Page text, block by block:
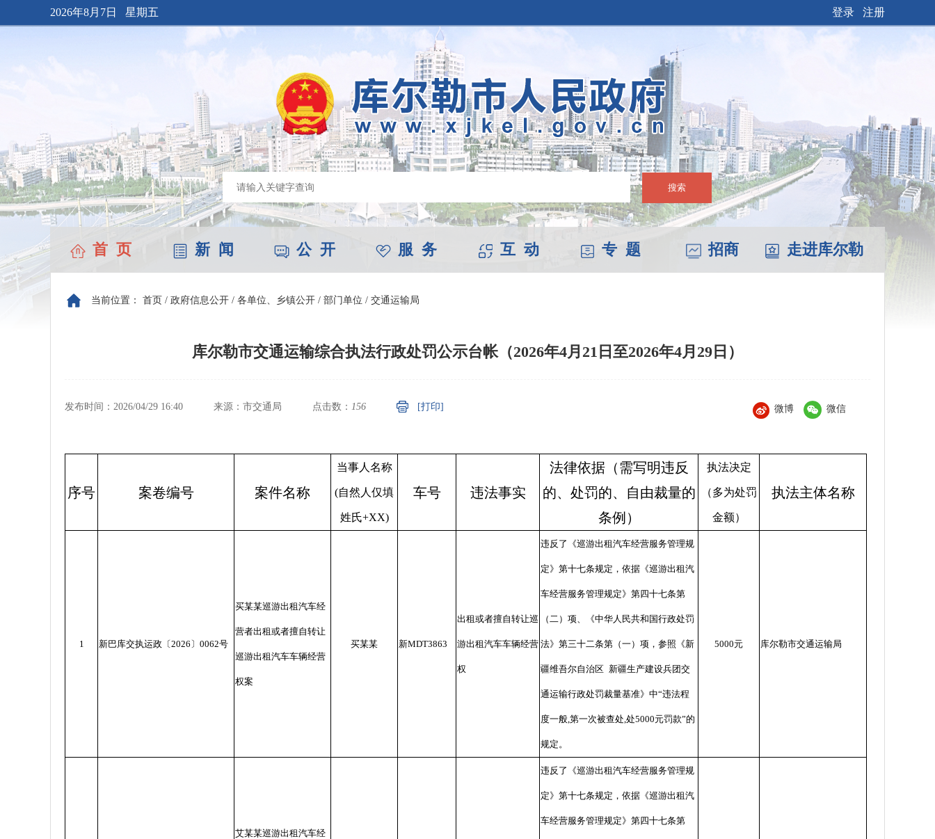
2026年8月7日 星期五 登录 注册
搜索
首 页 新 闻 公 开 服 务 互 动 专 题 招商 走进库尔勒
当前位置： 首页 / 政府信息公开 / 各单位、乡镇公开 / 部门单位 / 交通运输局
库尔勒市交通运输综合执法行政处罚公示台帐（2026年4月21日至2026年4月29日）
发布时间：2026/04/29 16:40 来源：市交通局 点击数： 156 [打印] 微博 微信
序号 案卷编号 案件名称
当事人名称
(自然人仅填
姓氏+XX)
车号 违法事实
法律依据（需写明违反
的、处罚的、自由裁量的
条例）
执法决定
（多为处罚
金额）
执法主体名称
1 新巴库交执运政〔2026 〕 0062号
买某某巡游出租汽车经
营者出租或者擅自转让
巡游出租汽车车辆经营
权案
买某某 新MDT3863
出租或者擅自转让巡
游出租汽车车辆经营
权
违反了《巡游出租汽车经营服务管理规
定》第十七条规定，依据《巡游出租汽
车经营服务管理规定》第四十七条第
（二）项、《中华人民共和国行政处罚
法》第三十二条第（一）项，参照《新
疆维吾尔自治区 新疆生产建设兵团交
通运输行政处罚裁量基准》中“违法程
度一般,第一次被查处,处5000元罚款”的
规定。
5000元 库尔勒市交通运输局
艾某某巡游出租汽车经
违反了《巡游出租汽车经营服务管理规
定》第十七条规定，依据《巡游出租汽
车经营服务管理规定》第四十七条第